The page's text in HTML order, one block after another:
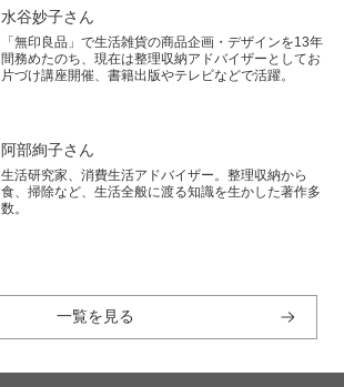
水谷妙子さん
「無印良品」で生活雑貨の商品企画・デザインを13年
間務めたのち、現在は整理収納アドバイザーとしてお
片づけ講座開催、書籍出版やテレビなどで活躍。
阿部絢子さん
生活研究家、消費生活アドバイザー。整理収納から
食、掃除など、生活全般に渡る知識を生かした著作多
数。
一覧を見る